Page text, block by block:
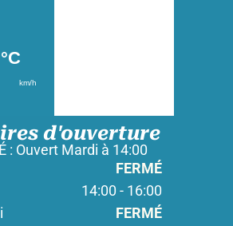
d'ouverture
: Ouvert Mardi à 14:00
FERMÉ
14:00 - 16:00
FERMÉ